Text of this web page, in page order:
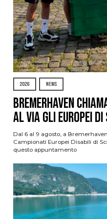
2026 NEWS
Bremerhaven
al via gli Europei
Dal 6 al 9 agosto, a
Campionati Europei Disabili di
questo appuntamento